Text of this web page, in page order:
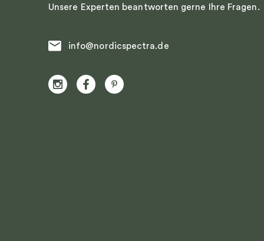
Unsere Experten beantworten gerne Ihre Fragen.
info@nordicspectra.de